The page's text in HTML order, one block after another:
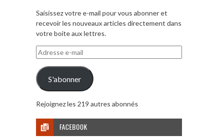
Saisissez votre e-mail pour vous abonner et
recevoir les nouveaux articles directement dans
votre boite aux lettres.
Adresse
e-
mail
S'abonner
Rejoignez les 219 autres abonnés
FACEBOOK